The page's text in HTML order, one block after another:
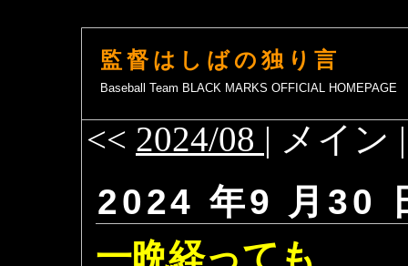
監督はしばの独り言
Baseball Team BLACK MARKS OFFICIAL HOMEPAGE
<< 2024/08 | メイン
2024 年9 月30
一晩経っても